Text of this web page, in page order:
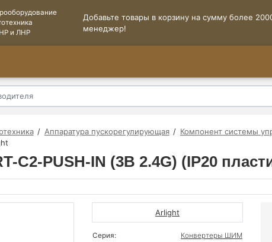
и ЛНР
Добавьте товары в корзину на сумму более
менеджер!
Аппаратура пускорегулирующая Компонент системы
C2-PUSH-IN (3В 2.4G) (IP20
Arlight
Серия:
Конвертеры ШИМ